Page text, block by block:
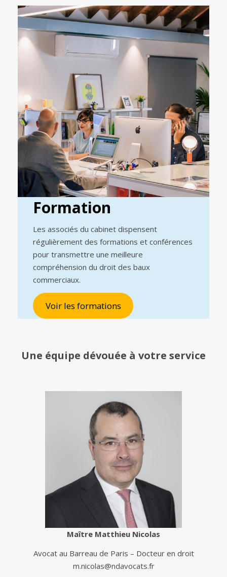
Formation
Les associés du cabinet dispensent
régulièrement des formations et conférences
pour transmettre une meilleure
compréhension du droit des baux
commerciaux.
Voir les formations
Une équipe dévouée à votre service
Maître Matthieu Nicolas
Avocat au Barreau de Paris – Docteur en droit
m.nicolas@ndavocats.fr